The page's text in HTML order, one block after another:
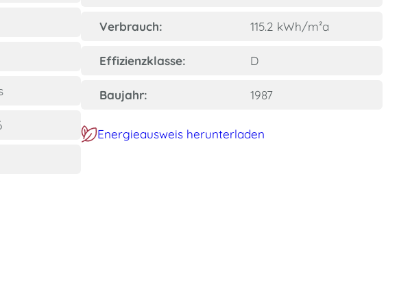
Verbrauch: 115.2 kWh/m²a
Effizienzklasse: D
Baujahr: 1987
Energieausweis herunterladen